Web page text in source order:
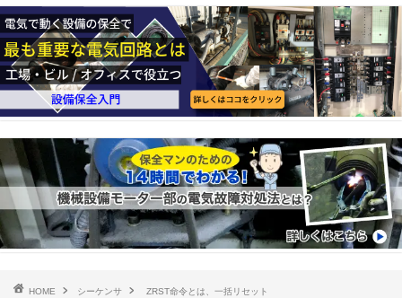
HOME シーケンサ ZRST命令とは、一括リセット